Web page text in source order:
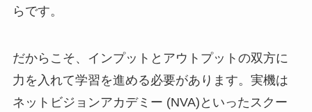
らです。
だからこそ、インプットとアウトプットの双方に
力を入れて学習を進める必要があります。実機は
ネットビジョンアカデミー (NVA)といったスクー